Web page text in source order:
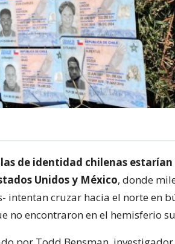
de identidad chilenas
Unidos y México, donde
intentan cruzar hacia el norte en
no encontraron en el hemisferio